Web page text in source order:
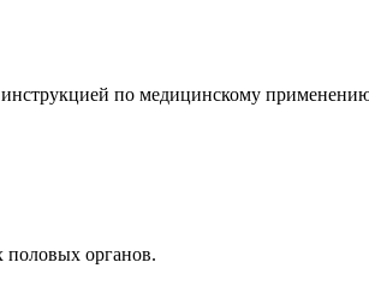
по медицинскому
половых органов.